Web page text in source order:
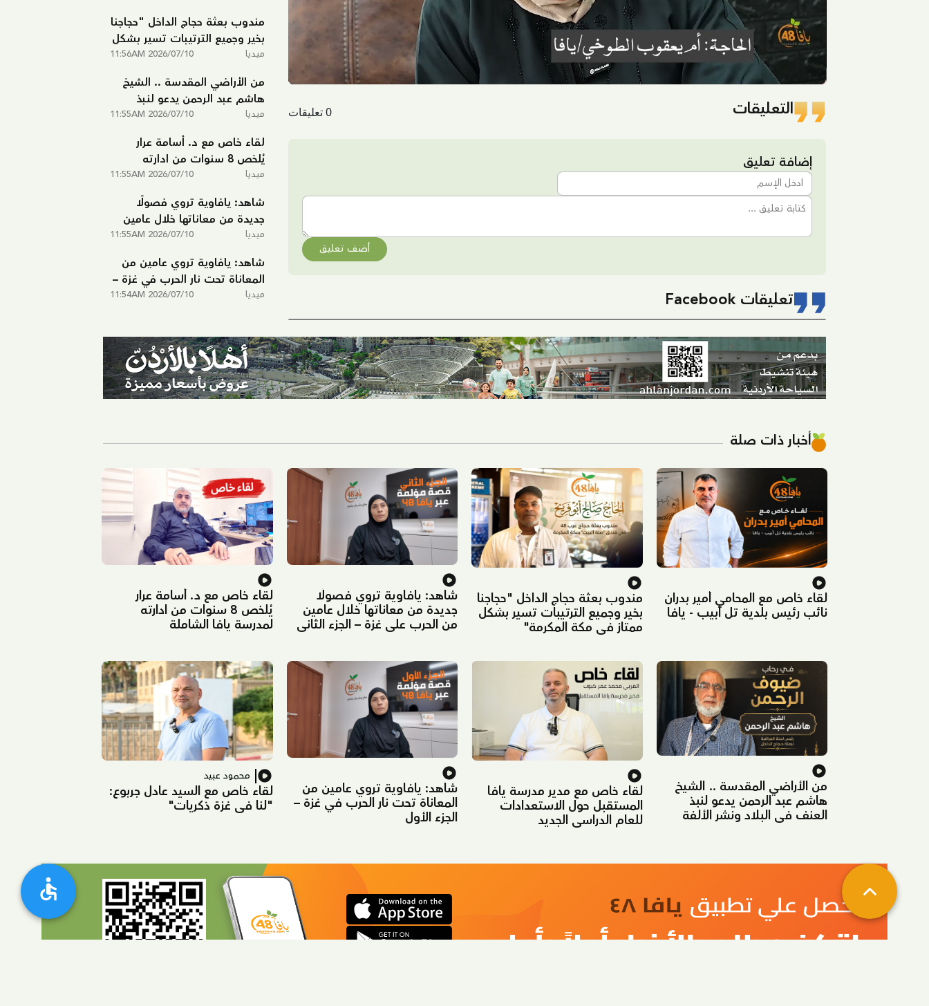
التعليقات 0 تعليقات
إضافة تعليق
أضف تعليق
تعليقات Facebook
مندوب بعثة حجاج الداخل "حجاجنا
بخير وجميع الترتيبات تسير بشكل
ممتاز في مكة المكرمة"
ميديا 2026/07/10 11:56AM
من الأراضي المقدسة .. الشيخ
هاشم عبد الرحمن يدعو لنبذ
العنف في البلاد ونشر الألفة
ميديا 2026/07/10 11:55AM
لقاء خاص مع د. أسامة عرار
يُلخص 8 سنوات من ادارته
لمدرسة يافا الشاملة
ميديا 2026/07/10 11:55AM
شاهد: يافاوية تروي فصولًا
جديدة من معاناتها خلال عامين
من الحرب على غزة – الجزء الثاني
ميديا 2026/07/10 11:55AM
شاهد: يافاوية تروي عامين من
المعاناة تحت نار الحرب في غزة –
الجزء الأول
ميديا 2026/07/10 11:54AM
أخبار ذات صلة
لقاء خاص مع المحامي أمير بدران
نائب رئيس بلدية تل أبيب - يافا
مندوب بعثة حجاج الداخل "حجاجنا
بخير وجميع الترتيبات تسير بشكل
ممتاز في مكة المكرمة"
شاهد: يافاوية تروي فصولًا
جديدة من معاناتها خلال عامين
من الحرب على غزة – الجزء الثاني
لقاء خاص مع د. أسامة عرار
يُلخص 8 سنوات من ادارته
لمدرسة يافا الشاملة
من الأراضي المقدسة .. الشيخ
هاشم عبد الرحمن يدعو لنبذ
العنف في البلاد ونشر الألفة
لقاء خاص مع مدير مدرسة يافا
المستقبل حول الاستعدادات
للعام الدراسي الجديد
شاهد: يافاوية تروي عامين من
المعاناة تحت نار الحرب في غزة –
الجزء الأول
محمود عبيد
لقاء خاص مع السيد عادل جربوع:
"لنا في غزة ذكريات"